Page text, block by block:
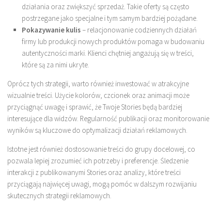
działania oraz zwiększyć sprzedaż. Takie oferty są często
postrzegane jako specjalne i tym samym bardziej pożądane.
Pokazywanie kulis – relacjonowanie codziennych działań
firmy lub produkcji nowych produktów pomaga w budowaniu
autentyczności marki. Klienci chętniej angażują się w treści,
które są za nimi ukryte.
Oprócz tych strategii, warto również inwestować w atrakcyjne
wizualnie treści. Użycie kolorów, czcionek oraz animacji może
przyciągnąć uwagę i sprawić, że Twoje Stories będą bardziej
interesujące dla widzów. Regularność publikacji oraz monitorowanie
wyników są kluczowe do optymalizacji działań reklamowych.
Istotne jest również dostosowanie treści do grupy docelowej, co
pozwala lepiej zrozumieć ich potrzeby i preferencje. Śledzenie
interakcji z publikowanymi Stories oraz analizy, które treści
przyciągają najwięcej uwagi, mogą pomóc w dalszym rozwijaniu
skutecznych strategii reklamowych.